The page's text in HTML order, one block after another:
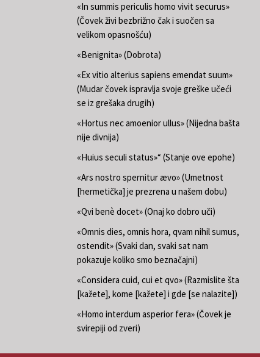
«In summis periculis homo vivit securus»
(Čovek živi bezbrižno čak i suočen sa
velikom opasnošću)
«Benignita» (Dobrota)
«Ex vitio alterius sapiens emendat suum»
(Mudar čovek ispravlja svoje greške učeći
se iz grešaka drugih)
«Hortus nec amoenior ullus» (Nijedna bašta
nije divnija)
«Huius seculi status»“ (Stanje ove epohe)
«Ars nostro spernitur ævo» (Umetnost
[hermetička] je prezrena u našem dobu)
«Qvi benè docet» (Onaj ko dobro uči)
«Omnis dies, omnis hora, qvam nihil sumus,
ostendit» (Svaki dan, svaki sat nam
pokazuje koliko smo beznačajni)
«Considera cuid, cui et qvo» (Razmislite šta
[kažete], kome [kažete] i gde [se nalazite])
«Homo interdum asperior fera» (Čovek je
svirepiji od zveri)